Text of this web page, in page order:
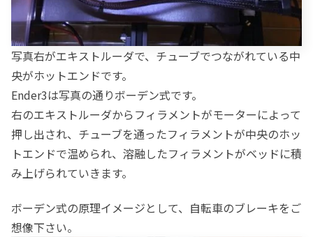
写真右がエキストルーダで、チューブでつながれている中
央がホットエンドです。
Ender3は写真の通りボーデン式です。
右のエキストルーダからフィラメントがモーターによって
押し出され、チューブを通ったフィラメントが中央のホッ
トエンドで温められ、溶融したフィラメントがベッドに積
み上げられていきます。
ボーデン式の原理イメージとして、自転車のブレーキをご
想像下さい。